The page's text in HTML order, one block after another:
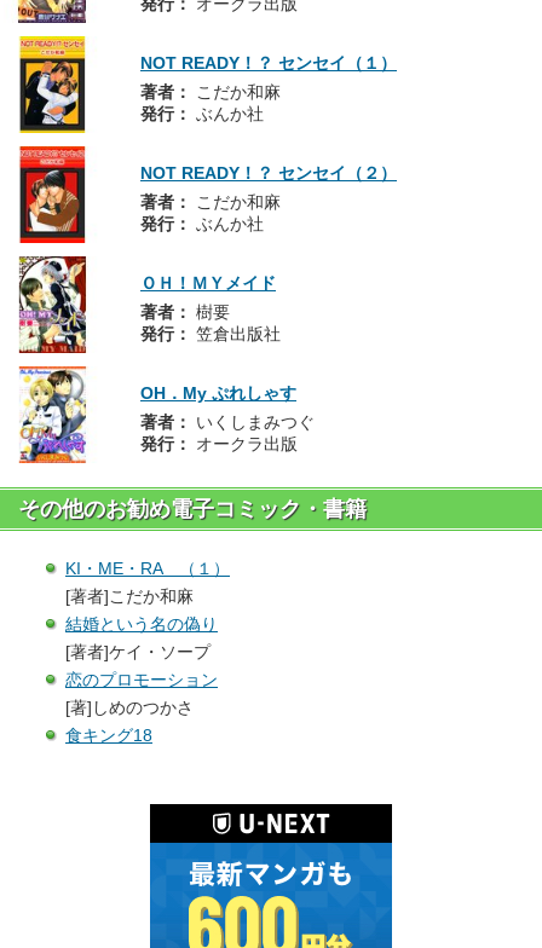
発行：
オークラ出版
NOT READY！？ センセイ（１）
著者：
こだか和麻
発行： ぶんか社
NOT READY！？ センセイ（２）
著者：
こだか和麻
発行： ぶんか社
ＯＨ！ＭＹメイド
著者： 樹要
発行： 笠倉出版社
OH．My ぷれしゃす
著者：
いくしまみつぐ
発行：
オークラ出版
その他のお勧め電子コミック・書籍
KI・ME・RA （１）
[著者]こだか和麻
結婚という名の偽り
[著者]ケイ・ソープ
恋のプロモーション
[著]しめのつかさ
食キング18